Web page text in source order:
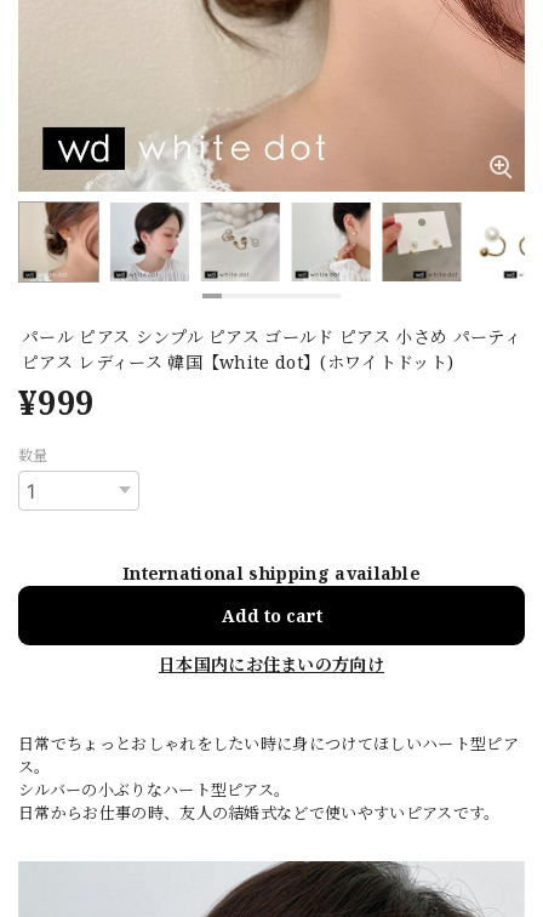
パール ピアス シンプル ピアス ゴールド ピアス 小さめ パーティ
ピアス レディース 韓国【white dot】(ホワイトドット)
¥999
数量
International shipping available
Add to cart
日本国内にお住まいの方向け
日常でちょっとおしゃれをしたい時に身につけてほしいハート型ピア
ス。
シルバーの小ぶりなハート型ピアス。
日常からお仕事の時、友人の結婚式などで使いやすいピアスです。